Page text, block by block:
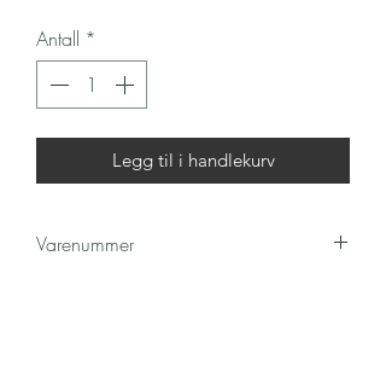
Antall *
Legg til i handlekurv
Varenummer